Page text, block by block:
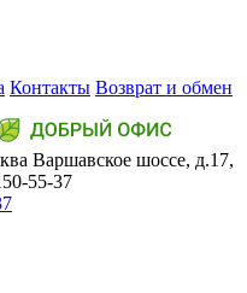
Контакты Возврат и обмен
Варшавское шоссе, д.17,
55-37